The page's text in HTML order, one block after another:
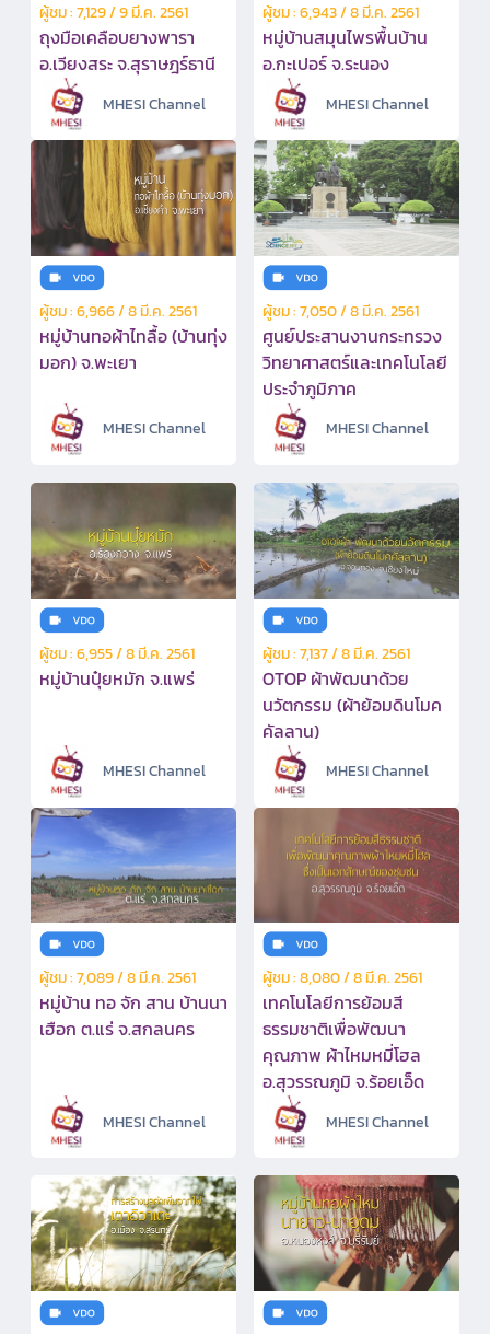
ผู้ชม : 7,129 / 9 มี.ค. 2561
ถุงมือเคลือบยางพารา
อ.เวียงสระ จ.สุราษฎร์ธานี
MHESI Channel
ผู้ชม : 6,943 / 8 มี.ค. 2561
หมู่บ้านสมุนไพรพื้นบ้าน
อ.กะเปอร์ จ.ระนอง
MHESI Channel
ผู้ชม : 6,966 / 8 มี.ค. 2561
หมู่บ้านทอผ้าไทลื้อ (บ้านทุ่ง
มอก) จ.พะเยา
MHESI Channel
ผู้ชม : 7,050 / 8 มี.ค. 2561
ศูนย์ประสานงานกระทรวง
วิทยาศาสตร์และเทคโนโลยี
ประจำภูมิภาค
MHESI Channel
ผู้ชม : 6,955 / 8 มี.ค. 2561
หมู่บ้านปุ๋ยหมัก จ.แพร่
MHESI Channel
ผู้ชม : 7,137 / 8 มี.ค. 2561
OTOP ผ้าพัฒนาด้วย
นวัตกรรม (ผ้าย้อมดินโมค
คัลลาน)
MHESI Channel
ผู้ชม : 7,089 / 8 มี.ค. 2561
หมู่บ้าน ทอ จัก สาน บ้านนา
เฮือก ต.แร่ จ.สกลนคร
MHESI Channel
ผู้ชม : 8,080 / 8 มี.ค. 2561
เทคโนโลยีการย้อมสี
ธรรมชาติเพื่อพัฒนา
คุณภาพ ผ้าไหมหมี่โฮล
อ.สุวรรณภูมิ จ.ร้อยเอ็ด
MHESI Channel